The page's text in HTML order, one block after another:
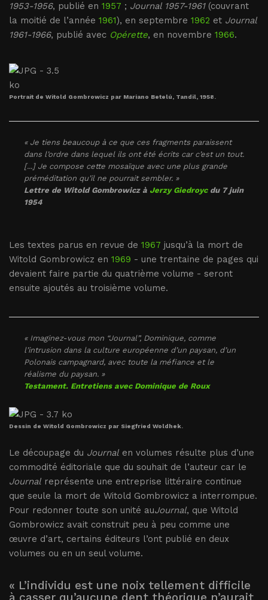
1953-1956, publié en 1957 ; Journal 1957-1961(couvrant
la moitié de l’année 1961), en septembre 1962 et Journal
1961-1966, publié avec Opérette, en novembre 1966.
Portrait de Witold Gombrowicz par Mariano Betelú, Tandil, 1958.
« Je tiens beaucoup à ce que ces fragments paraissent
dans l’ordre dans lequel ils ont été écrits car c’est un tout.
[...] Je compose cette mosaïque avec une plus grande
préméditation qu’il ne pourrait sembler. »
Lettre de Witold Gombrowicz à Jerzy Giedroycdu 7 juin
1954
Les textes parus en revue de 1967 jusqu’à la mort de
Witold Gombrowicz en 1969 - une trentaine de pages qui
devaient faire partie du quatrième volume - seront
ensuite ajoutés au troisième volume.
« Imaginez-vous mon “Journal”, Dominique, comme
l’intrusion dans la culture européenne d’un paysan, d’un
Polonais campagnard, avec toute la méfiance et le
réalisme du paysan. »
Testament. Entretiens avec Dominique de Roux
Dessin de Witold Gombrowicz par Siegfried Woldhek.
Le découpage du Journal en volumes résulte plus d’une
commodité éditoriale que du souhait de l’auteur car le
Journal représente une entreprise littéraire continue
que seule la mort de Witold Gombrowicz a interrompue.
Pour redonner toute son unité auJournal, que Witold
Gombrowicz avait construit peu à peu comme une
œuvre d’art, certains éditeurs l’ont publié en deux
volumes ou en un seul volume.
« L’individu est une noix tellement difficile